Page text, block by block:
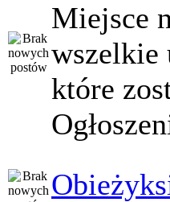
Miejsce
wszelkie
które